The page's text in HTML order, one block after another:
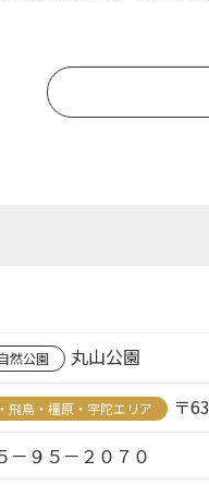
然公園
丸山公園
飛鳥・橿原・宇陀エリア
〒
－９５－２０７０